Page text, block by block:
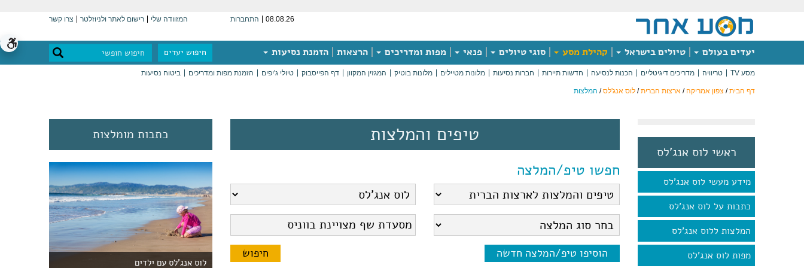
08.08.26 התחברות המזוודה שלי רישום לאתר ולניוזלטר צרו קשר
יעדים בעולם טיולים בישראל קהילת מסע סוגי טיולים פנאי מפות ומדריכים הרצאות הזמנת נסיעות חיפוש יעדים
מסע TV טריוויה מדריכים דיגיטליים הכנות לנסיעה חדשות תיירות חברות נסיעות מלונות מטיילים מלונות בוטיק המגזין המקוון דף הפייסבוק טיולי ג'יפים הזמנת מפות ומדריכים ביטוח נסיעות
דף הבית/ צפון אמריקה/ ארצות הברית/ לוס אנג'לס/ המלצות
ראשי לוס אנג'לס
מידע מעשי לוס אנג'לס
כתבות על לוס אנג'לס
המלצות ללוס אנג'לס
מפות לוס אנג'לס
טיפים והמלצות
חפשו טיפ/המלצה
הוסיפו טיפ/המלצה חדשה
כתבות מומלצות
לוס אנג'לס עם ילדים